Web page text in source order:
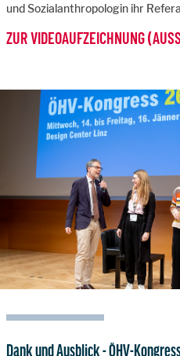
und Sozialanthropologin ihr
ZUR VIDEOAUFZEICHNUNG
Dank und Ausblick - ÖHV-